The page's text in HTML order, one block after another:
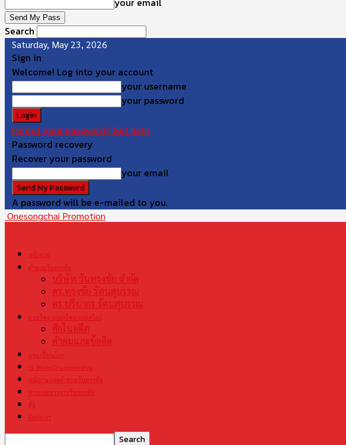
Search
Saturday, May 23, 2026
Sign in
Welcome! Log into your account
your username
your password
Forgot your password? Get help
Password recovery
Recover your password
your email
A password will be e-mailed to you.
Onesongchai Promotion
หน้าแรก
ตำนานวันทรงชัย
บริษัท วันทรงชัย จำกัด
ดร.ทรงชัย รัตนสุบรรณ
ดร.ปริยากร รัตนสุบรรณ
มวยไทย มรดกไทย มรดกโลก
ศึกในอดีต
คำคมและข้อคิด
แชมเปี้ยนโลก
S1 World Championship
ปณิธานและคำสอนวันทรงชัย
ข่าวและสารจากวันทรงชัย
สื่อ
ติดต่อเรา